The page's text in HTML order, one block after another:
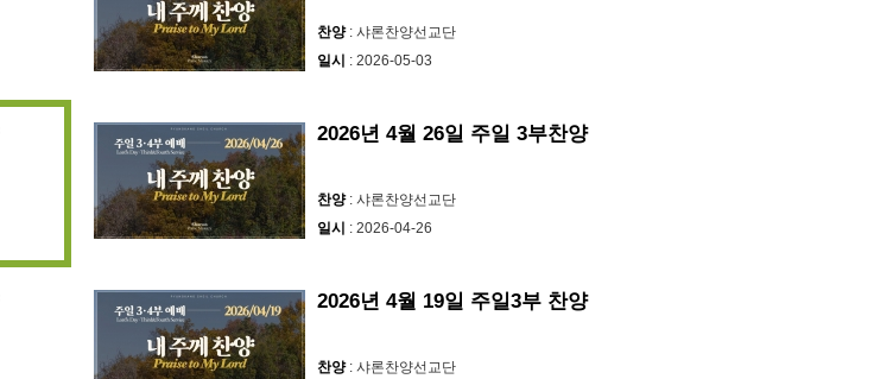
수익은 노래의 저작권자에게 분배됩니다.
평강제일교회: CCLI License #660334
#CCM #평강제일교회
찬양: 샤론찬양선교단
일시 : 2026-05-03
2026년 4월 26일 주일 3부찬양
찬양: 샤론찬양선교단
일시 : 2026-04-26
2026년 4월 19일 주일3부 찬양
찬양: 샤론찬양선교단